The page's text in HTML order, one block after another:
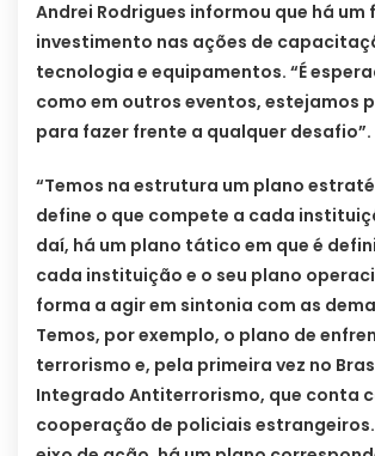
Andrei Rodrigues informou que há um
investimento nas ações de
tecnologia e equipamentos. “É
como em outros eventos, estejamos
para fazer frente a qualquer desafio”.
“Temos na estrutura um plano
define o que compete a cada
daí, há um plano tático em que é
cada instituição e o seu plano
forma a agir em sintonia com as
Temos, por exemplo, o plano de
terrorismo e, pela primeira vez no
Integrado Antiterrorismo, que conta
cooperação de policiais